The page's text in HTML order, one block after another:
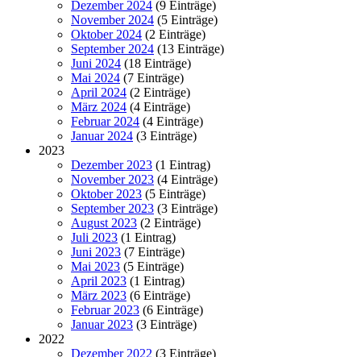
Dezember 2024 (9 Einträge)
November 2024 (5 Einträge)
Oktober 2024 (2 Einträge)
September 2024 (13 Einträge)
Juni 2024 (18 Einträge)
Mai 2024 (7 Einträge)
April 2024 (2 Einträge)
März 2024 (4 Einträge)
Februar 2024 (4 Einträge)
Januar 2024 (3 Einträge)
2023
Dezember 2023 (1 Eintrag)
November 2023 (4 Einträge)
Oktober 2023 (5 Einträge)
September 2023 (3 Einträge)
August 2023 (2 Einträge)
Juli 2023 (1 Eintrag)
Juni 2023 (7 Einträge)
Mai 2023 (5 Einträge)
April 2023 (1 Eintrag)
März 2023 (6 Einträge)
Februar 2023 (6 Einträge)
Januar 2023 (3 Einträge)
2022
Dezember 2022 (3 Einträge)